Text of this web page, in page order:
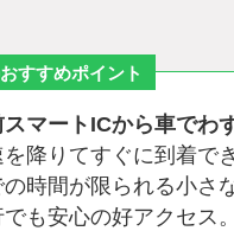
すすめポイント
マートICから車でわ
を降りてすぐに到着で
の時間が限られる小さ
も安心の好アクセス。